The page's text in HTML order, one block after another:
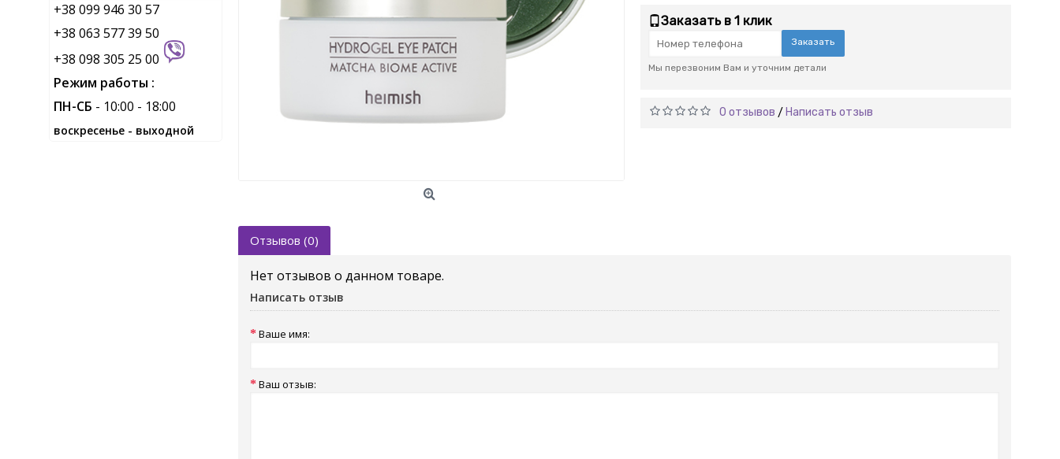
+38 099 946 30 57
+38 063 577 39 50
+38 098 305 25 00
Режим работы :
ПН-СБ - 10:00 - 18:00
воскресенье - выходной
Заказать в 1 клик
Заказать
Мы перезвоним Вам и уточним детали
0 отзывов / Написать отзыв
Отзывов (0)
Нет отзывов о данном товаре.
Написать отзыв
Ваше имя:
Ваш отзыв: